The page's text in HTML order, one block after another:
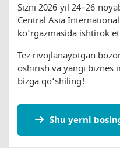
Sizni 2026-yil 24–26-
Central Asia
ko‘rgazmasida ishtirok
Tez rivojlanayotgan
oshirish va yangi biznes
bizga qo‘shiling!
Shu yerni